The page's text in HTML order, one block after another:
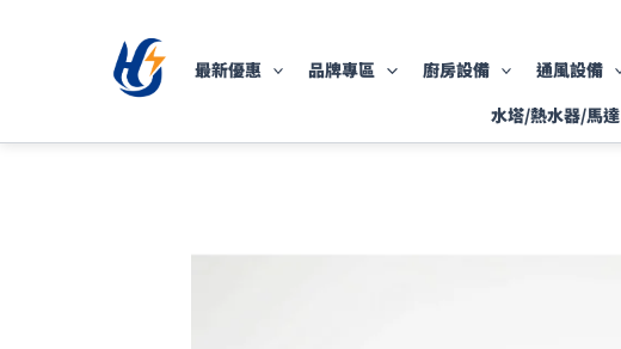
內
最新優惠 品牌專區 廚房設備 通風設備
水塔/熱水器/馬達